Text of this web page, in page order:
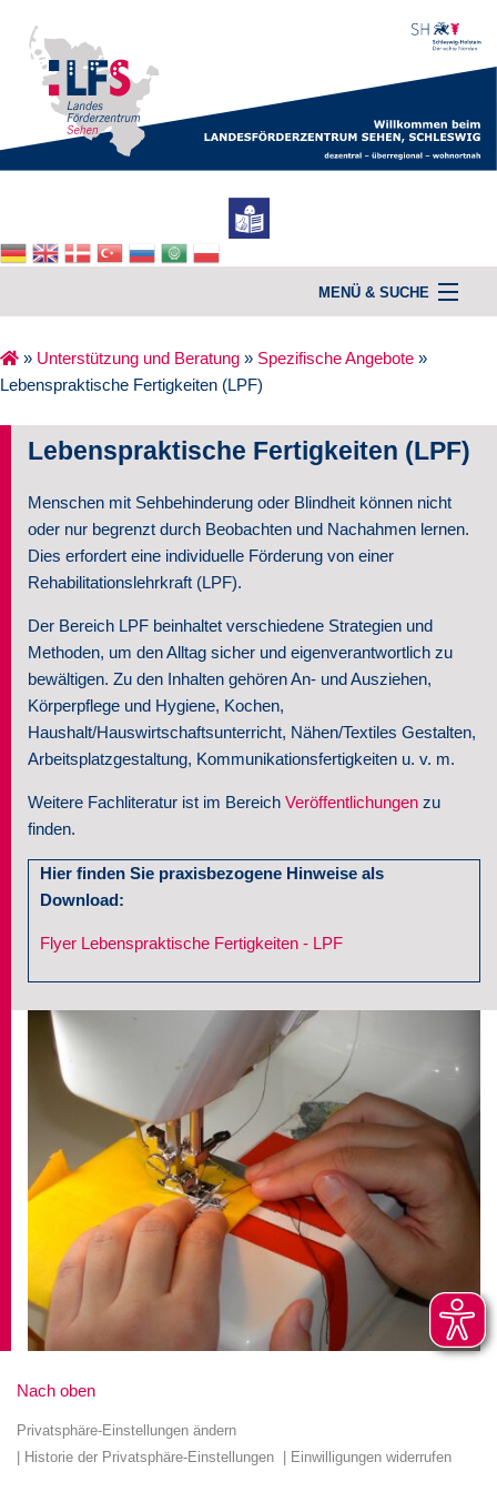
MENÜ & SUCHE
Home
Seminare
Über uns
» Unterstützung und Beratung » Spezifische Angebote »
Lebenspraktische Fertigkeiten (LPF)
Lebenspraktische Fertigkeiten (LPF)
Menschen mit Sehbehinderung oder Blindheit können nicht
oder nur begrenzt durch Beobachten und Nachahmen lernen.
Dies erfordert eine individuelle Förderung von einer
Rehabilitationslehrkraft (LPF).
Der Bereich LPF beinhaltet verschiedene Strategien und
Methoden, um den Alltag sicher und eigenverantwortlich zu
bewältigen. Zu den Inhalten gehören An- und Ausziehen,
Körperpflege und Hygiene, Kochen,
Haushalt/Hauswirtschaftsunterricht, Nähen/Textiles Gestalten,
Arbeitsplatzgestaltung, Kommunikationsfertigkeiten u. v. m.
Weitere Fachliteratur ist im Bereich Veröffentlichungen zu
finden.
Hier finden Sie praxisbezogene Hinweise als
Download:
Flyer Lebenspraktische Fertigkeiten - LPF
Nach oben
Privatsphäre-Einstellungen ändern
Historie der Privatsphäre-Einstellungen
Einwilligungen widerrufen